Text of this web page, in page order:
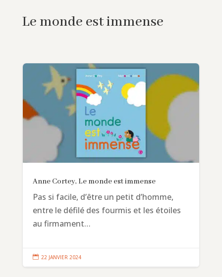
Le monde est immense
Anne Cortey, Le monde est immense
Pas si facile, d’être un petit d’homme,
entre le défilé des fourmis et les étoiles
au firmament…
 22 JANVIER 2024